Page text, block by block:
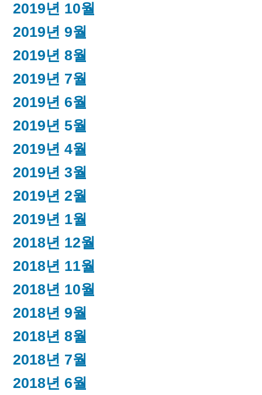
2019년 10월
2019년 9월
2019년 8월
2019년 7월
2019년 6월
2019년 5월
2019년 4월
2019년 3월
2019년 2월
2019년 1월
2018년 12월
2018년 11월
2018년 10월
2018년 9월
2018년 8월
2018년 7월
2018년 6월